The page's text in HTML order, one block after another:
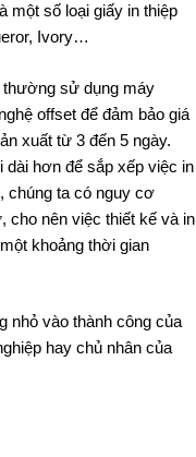
một số loại giấy in thiệp
Ivory…
sử dụng máy
offset để đảm bảo giá
xuất từ 3 đến 5 ngày.
dài hơn để sắp xếp việc in
chúng ta có nguy cơ
cho nên việc thiết kế và in
khoảng thời gian
nhỏ vào thành công của
hay chủ nhân của